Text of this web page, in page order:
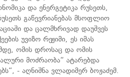
და ენერგეტიკა რუსეთს,
გაწევრიანებას მსოფლიო
და ცალმხრივად დაუშვეს
უვიზო რეჟიმი, ეს იმას
ომის დროსაც და ომის
მოძრაობა“ ატარებდა
- აღნიშნა ვლადიმერ ბოჟაძემ.